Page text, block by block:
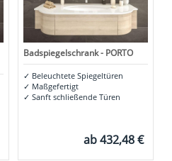
Badspiegelschrank - PORTO
✓ Beleuchtete Spiegeltüren
✓ Maßgefertigt
✓ Sanft schließende Türen
ab432,48 €